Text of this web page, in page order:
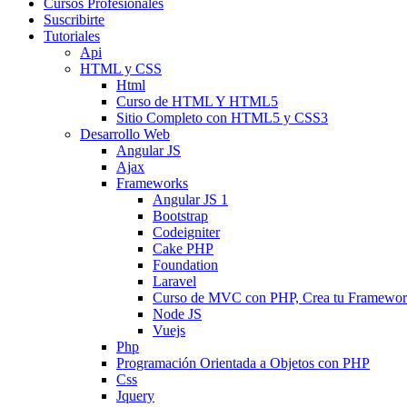
Cursos Profesionales
Suscribirte
Tutoriales
Api
HTML y CSS
Html
Curso de HTML Y HTML5
Sitio Completo con HTML5 y CSS3
Desarrollo Web
Angular JS
Ajax
Frameworks
Angular JS 1
Bootstrap
Codeigniter
Cake PHP
Foundation
Laravel
Curso de MVC con PHP, Crea tu
Node JS
Vuejs
Php
Programación Orientada a Objetos con PHP
Css
Jquery